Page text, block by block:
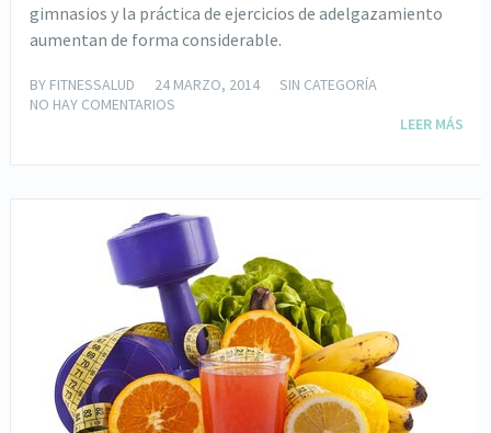
gimnasios y la práctica de ejercicios de adelgazamiento
aumentan de forma considerable.
BY FITNESSALUD 24 MARZO, 2014
SIN CATEGORÍA
NO HAY COMENTARIOS
LEER MÁS